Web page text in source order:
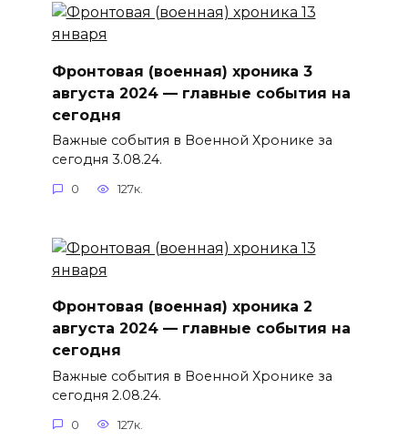
Фронтовая (военная) хроника 3
августа 2024 — главные события на
сегодня
Важные события в Военной Хронике за
сегодня 3.08.24.
0 127к.
Фронтовая (военная) хроника 2
августа 2024 — главные события на
сегодня
Важные события в Военной Хронике за
сегодня 2.08.24.
0 127к.